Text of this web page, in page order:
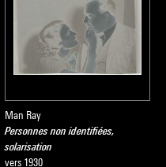
Man Ray
Personnes non identifiées,
solarisation
vers 1930